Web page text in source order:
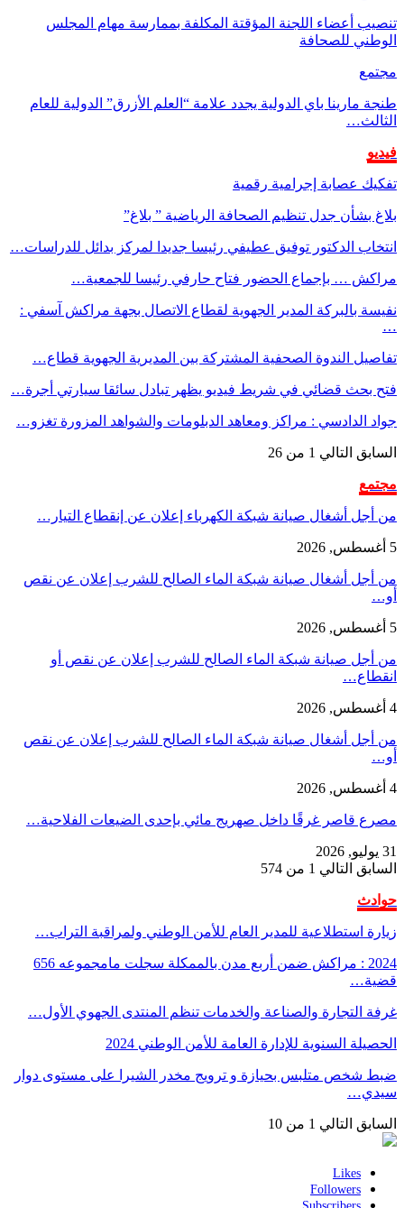
تنصيب أعضاء اللجنة المؤقتة المكلفة بممارسة مهام المجلس
الوطني للصحافة
مجتمع
طنجة مارينا باي الدولية يجدد علامة “العلم الأزرق” الدولية للعام
الثالث…
فيديو
تفكيك عصابة إجرامية رقمية
بلاغ بشأن جدل تنظيم الصحافة الرياضية ” بلاغ”
انتخاب الدكتور توفيق عطيفي رئيسا جديدا لمركز بدائل للدراسات…
مراكش … بإجماع الحضور فتاح حارفي رئيسا للجمعية…
نفيسة بالبركة المدير الجهوية لقطاع الاتصال بجهة مراكش آسفي :
…
تفاصيل الندوة الصحفية المشتركة بين المديرية الجهوية قطاع…
فتح بحث قضائي في شريط فيديو يظهر تبادل سائقا سيارتي أجرة…
جواد الدادسي : مراكز ومعاهد الدبلومات والشواهد المزورة تغزو…
السابق التالي 1 من 26
مجتمع
من أجل أشغال صيانة شبكة الكهرباء إعلان عن إنقطاع التيار…
5 أغسطس, 2026
من أجل أشغال صيانة شبكة الماء الصالح للشرب إعلان عن نقص
أو…
5 أغسطس, 2026
من أجل صيانة شبكة الماء الصالح للشرب إعلان عن نقص أو
انقطاع…
4 أغسطس, 2026
من أجل أشغال صيانة شبكة الماء الصالح للشرب إعلان عن نقص
أو…
4 أغسطس, 2026
مصرع قاصر غرقًا داخل صهريج مائي بإحدى الضيعات الفلاحية…
31 يوليو, 2026
السابق التالي 1 من 574
حوادث
زيارة استطلاعية للمدير العام للأمن الوطني ولمراقبة التراب…
2024 : مراكش ضمن أربع مدن بالممكلة سجلت مامجموعه 656
قضية…
غرفة التجارة والصناعة والخدمات تنظم المنتدى الجهوي الأول…
الحصيلة السنوية للإدارة العامة للأمن الوطني 2024
ضبط شخص متلبس بحيازة و ترويج مخدر الشيرا على مستوى دوار
سيدي…
السابق التالي 1 من 10
Likes
Followers